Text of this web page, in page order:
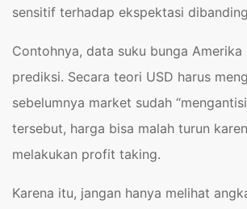
sensitif terhadap ekspektasi
Contohnya, data suku bunga Amerika
prediksi. Secara teori USD harus
sebelumnya market sudah
tersebut, harga bisa malah turun
melakukan profit taking.
Karena itu, jangan hanya melihat